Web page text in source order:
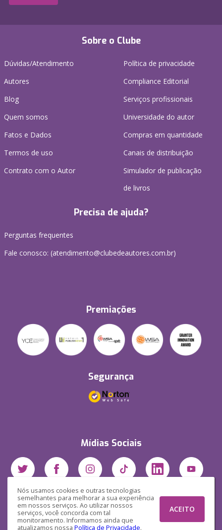
Nós usamos cookies e outras tecnologias
semelhantes para melhorar a sua experiência
em nossos serviços. Ao utilizar nossos
serviços, você concorda com tal
monitoramento. Informamos ainda que
atualizamos nossa Política de Privacidade.
ACEITO
Sobre o Clube
Dúvidas/Atendimento
Autores
Blog
Quem somos
Fatos e Dados
Termos de uso
Contrato com o Autor
Política de privacidade
Compliance Editorial
Serviços profissionais
Universidade do autor
Compras em quantidade
Canais de distribuição
Simulador de publicação
de livros
Precisa de ajuda?
Perguntas frequentes
Fale conosco: (atendimento@clubedeautores.com.br)
Premiações
Segurança
Mídias Sociais